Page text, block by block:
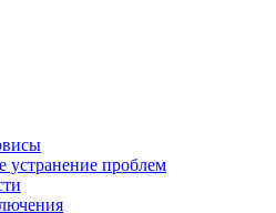
устранение проблем